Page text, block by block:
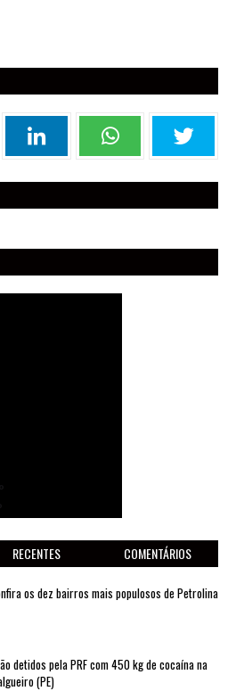
RECENTES COMENTÁRIOS
os dez bairros mais populosos de Petrolina
detidos pela PRF com 450 kg de cocaína na
(PE)